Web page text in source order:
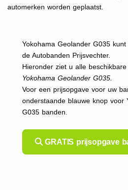
automerken worden geplaatst.
Yokohama Geolander G035
de Autobanden Prijsvechter.
Hieronder ziet u alle
Yokohama Geolander G035.
Voor een prijsopgave voor uw
onderstaande blauwe knop voor
G035 banden.
GRATIS prijsopgave